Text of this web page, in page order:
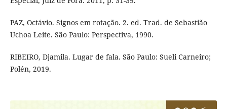
PAZ, Octávio. Signos em rotação. 2. ed. Trad. de Sebastião
Uchoa Leite. São Paulo: Perspectiva, 1990.
RIBEIRO, Djamila. Lugar de fala. São Paulo: Sueli Carneiro;
Polén, 2019.